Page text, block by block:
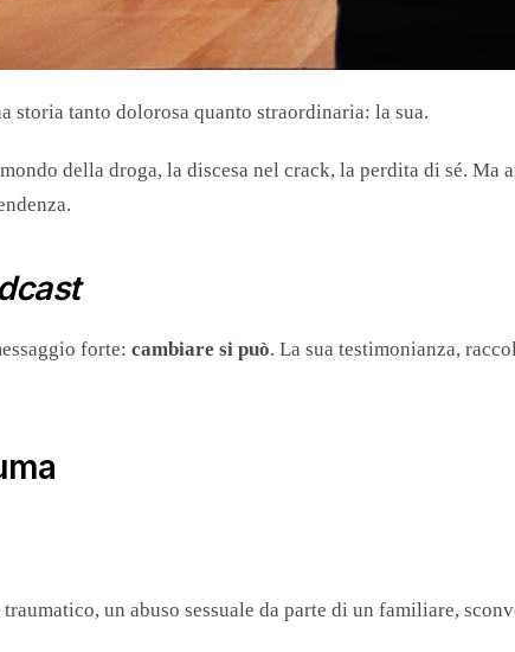
storia tanto dolorosa quanto straordinaria: la sua.
della droga, la discesa nel crack, la perdita di sé.
forte: cambiare si può. La sua testimonianza,
un abuso sessuale da parte di un familiare,